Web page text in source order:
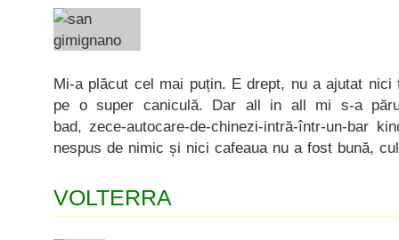
Mi-a plăcut cel mai puțin. E drept, nu a ajutat
pe o super caniculă. Dar all in all mi s-a
bad, zece-autocare-de-chinezi-intră-într-un-bar
nespus de nimic și nici cafeaua nu a fost bună,
VOLTERRA